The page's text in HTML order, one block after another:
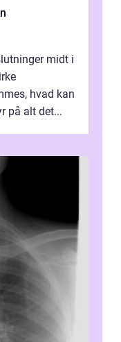
midt i
hvad kan
på alt det...